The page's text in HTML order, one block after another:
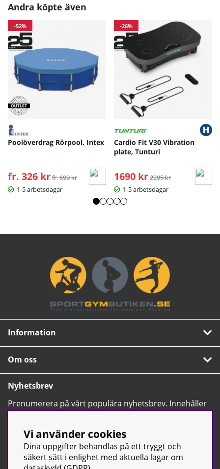
Andra köpte även
-52%
Poolöverdrag Rörpool, Intex
fr. 326 kr Ordinarie pris:
fr. 699 kr
1-5 arbetsdagar
-26%
Cardio Fit V30 Vibration
plate, Tunturi
1690 kr Ordinarie pris:
2295 kr
1-5 arbetsdagar
Information
Om oss
Nyhetsbrev
Prenumerera på vårt populära nyhetsbrev. Innehåller
tips, nyheter och våra allra bästa erbjudanden.
Vi använder cookies
Dina uppgifter behandlas på ett tryggt och
säkert sätt i enlighet med aktuella lagar om